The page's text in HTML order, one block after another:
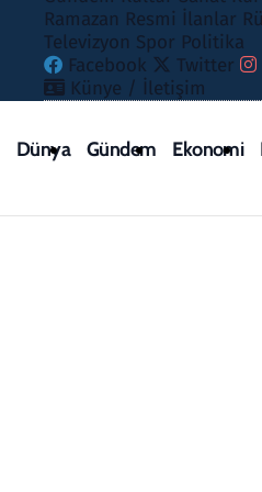
Ramazan Resmi İlanlar
Televizyon Spor Politika
Facebook
Twitter
Künye / İletişim
Dünya Gündem Ekonomi
Resmi İlanlar
Rüya Tabirleri
Sağlık
Savunma Sanayi